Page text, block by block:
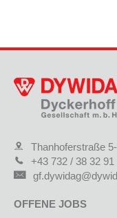
Thanhoferstraße
+43 732 / 38 32 91
OFFENE JOBS